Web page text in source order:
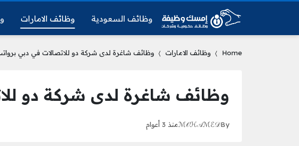
وظائف السعودية وظائف الامارات
Home وظائف الامارات وظائف شاغرة لدى شركة دو للاتصالات في دبي
وظائف شاغرة لدى شركة دو
By
ℳ𝒪ℋ𝒜ℳℰ𝒟منذ 3 أعوام